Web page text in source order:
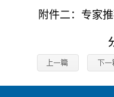
附件二：专家